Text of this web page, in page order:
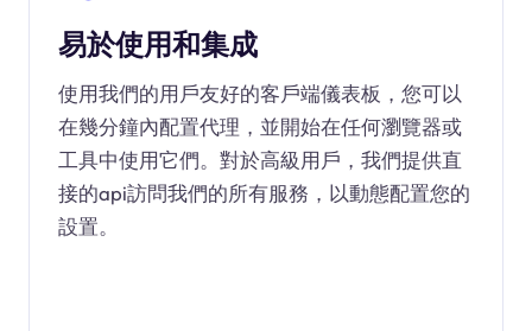
易於使用和集成
使用我們的用戶友好的客戶端儀表板，您可以
在幾分鐘內配置代理，並開始在任何瀏覽器或
工具中使用它們。對於高級用戶，我們提供直
接的api訪問我們的所有服務，以動態配置您的
設置。